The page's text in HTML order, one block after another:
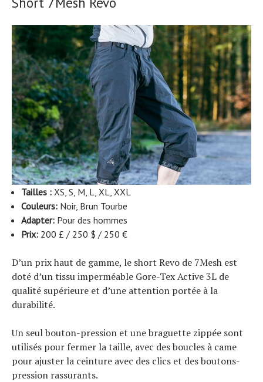
Tailles : XS, S, M, L, XL, XXL
Couleurs: Noir, Brun Tourbe
Adapter: Pour des hommes
Prix: 200 £ / 250 $ / 250 €
D’un prix haut de gamme, le short Revo de 7Mesh est
doté d’un tissu imperméable Gore-Tex Active 3L de
qualité supérieure et d’une attention portée à la
durabilité.
Un seul bouton-pression et une braguette zippée sont
utilisés pour fermer la taille, avec des boucles à came
pour ajuster la ceinture avec des clics et des boutons-
pression rassurants.